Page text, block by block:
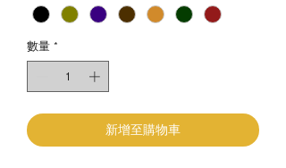
數量 *
新增至購物車